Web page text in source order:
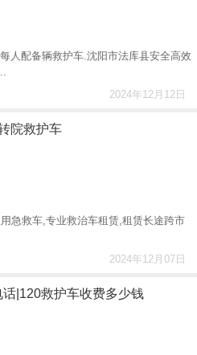
人配备辆救护车.沈阳市法库县安全高效
2024年12月12日
院救护车
急救车,专业救治车租赁,租赁长途跨市
2024年12月07日
|120救护车收费多少钱